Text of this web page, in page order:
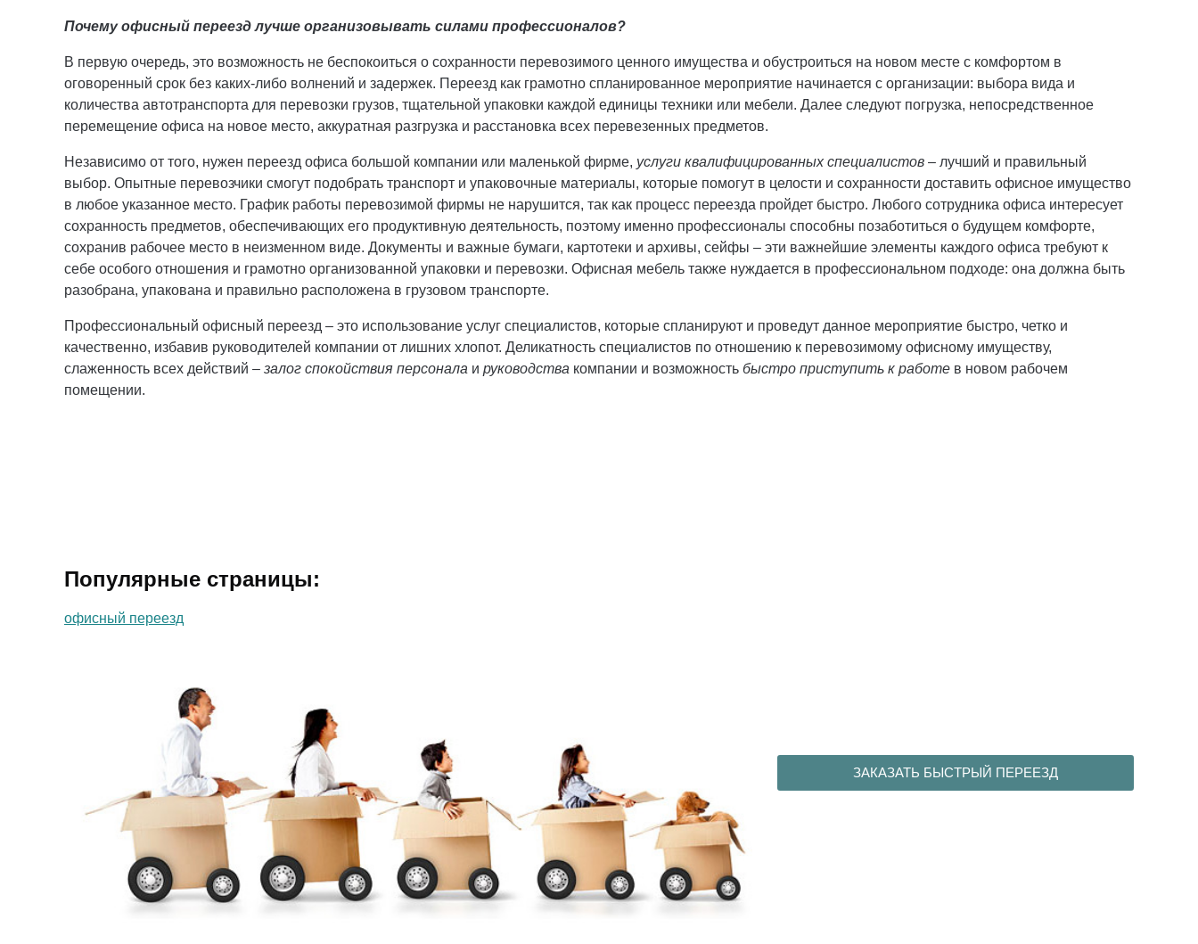
Почему офисный переезд лучше организовывать силами профессионалов?
В первую очередь, это возможность не беспокоиться о сохранности перевозимого ценного имущества и обустроиться на новом месте с комфортом в
оговоренный срок без каких-либо волнений и задержек. Переезд как грамотно спланированное мероприятие начинается с организации: выбора вида и
количества автотранспорта для перевозки грузов, тщательной упаковки каждой единицы техники или мебели. Далее следуют погрузка, непосредственное
перемещение офиса на новое место, аккуратная разгрузка и расстановка всех перевезенных предметов.
Независимо от того, нужен переезд офиса большой компании или маленькой фирме, услуги квалифицированных специалистов – лучший и правильный
выбор. Опытные перевозчики смогут подобрать транспорт и упаковочные материалы, которые помогут в целости и сохранности доставить офисное имущество
в любое указанное место. График работы перевозимой фирмы не нарушится, так как процесс переезда пройдет быстро. Любого сотрудника офиса интересует
сохранность предметов, обеспечивающих его продуктивную деятельность, поэтому именно профессионалы способны позаботиться о будущем комфорте,
сохранив рабочее место в неизменном виде. Документы и важные бумаги, картотеки и архивы, сейфы – эти важнейшие элементы каждого офиса требуют к
себе особого отношения и грамотно организованной упаковки и перевозки. Офисная мебель также нуждается в профессиональном подходе: она должна быть
разобрана, упакована и правильно расположена в грузовом транспорте.
Профессиональный офисный переезд – это использование услуг специалистов, которые спланируют и проведут данное мероприятие быстро, четко и
качественно, избавив руководителей компании от лишних хлопот. Деликатность специалистов по отношению к перевозимому офисному имуществу,
слаженность всех действий – залог спокойствия персонала и руководства компании и возможность быстро приступить к работе в новом рабочем
помещении.
Популярные страницы:
офисный переезд
ЗАКАЗАТЬ БЫСТРЫЙ ПЕРЕЕЗД